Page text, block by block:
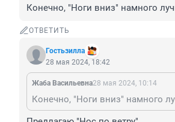
Конечно, "Ноги вниз" намного
ОТВЕТИТЬ
Гостьзилла
28 мая 2024, 18:42
Жаба Васильевна28 мая 2024, 10:14
Конечно, "Ноги вниз" намного